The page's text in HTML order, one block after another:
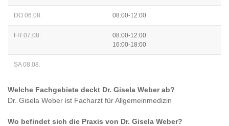
DO 06.08. 08:00-12:00
FR 07.08.
08:00-12:00
16:00-18:00
SA 08.08.
Welche Fachgebiete deckt Dr. Gisela Weberab?
Dr. Gisela Weber ist Facharzt für Allgemeinmedizin
Wo befindet sich die Praxis von Dr. Gisela Weber?